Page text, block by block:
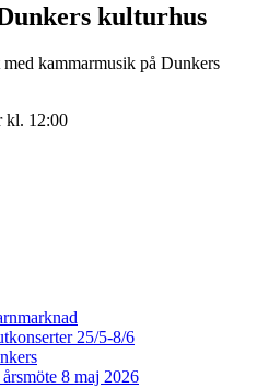
kulturhus
kammarmusik på Dunkers
kl. 12:00
25/5-8/6
8 maj 2026